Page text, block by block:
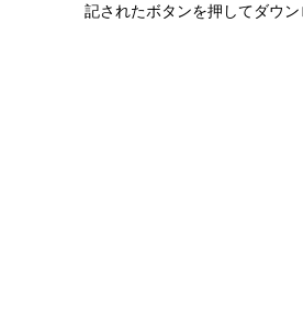
記されたボタンを押してダウ